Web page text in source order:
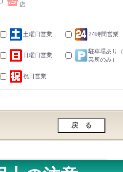
店
土曜日営業 24時間営業
日曜日営業
駐車場あり
業所のみ）
祝日営業